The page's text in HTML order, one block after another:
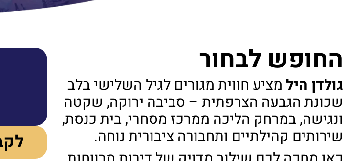
החופש לבחור
גולדן היל מציע חווית מגורים לגיל השלישי בלב
שכונת הגבעה הצרפתית – סביבה ירוקה, שקטה
ונגישה, במרחק הליכה ממרכז מסחרי, בית כנסת,
שירותים קהילתיים ותחבורה ציבורית נוחה.